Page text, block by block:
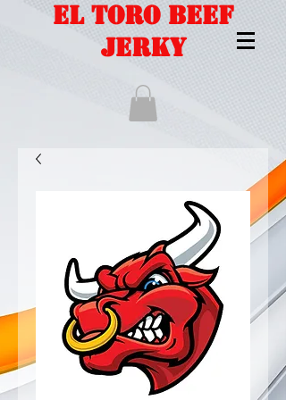
EL TORO BEEF
JERKY